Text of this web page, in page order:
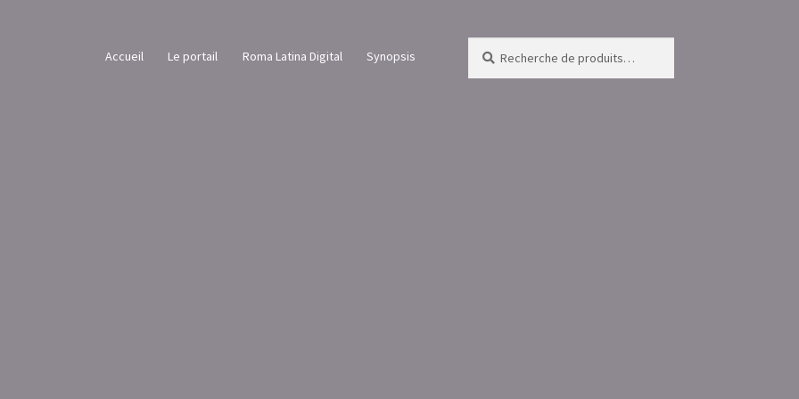
Accueil Le portail Roma Latina Digital Synopsis
pour :